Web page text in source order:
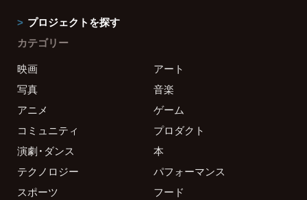
プロジェクトを探す
カテゴリー
映画
アート
写真
音楽
アニメ
ゲーム
コミュニティ
プロダクト
演劇・ダンス
本
テクノロジー
パフォーマンス
スポーツ
フード